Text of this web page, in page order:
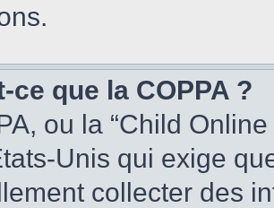
ce que la COPPA ?
ou la “Child
Unis qui exige
collecter des